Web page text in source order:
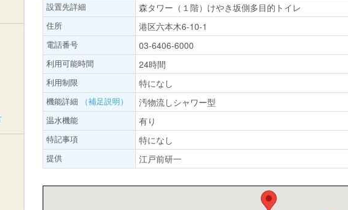
設置先詳細 森タワー（１階）けやき坂側多目的トイレ
住所 港区六本木6-10-1
電話番号 03-6406-6000
利用可能時間 24時間
利用制限 特になし
機能詳細 （補足説明） 汚物流しシャワー型
温水機能 有り
特記事項 特になし
提供 江戸前研一